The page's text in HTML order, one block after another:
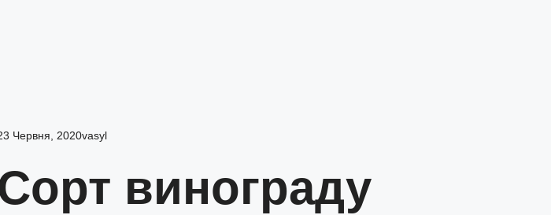
Червня, 2020vasyl
винограду